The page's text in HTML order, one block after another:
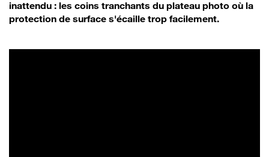
inattendu : les coins tranchants du plateau photo où la
protection de surface s'écaille trop facilement.